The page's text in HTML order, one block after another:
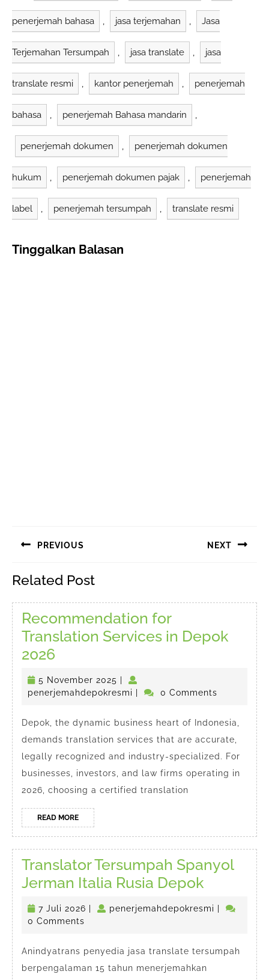
Depok untuk bahasa
Inggris, Arab,
Mandarin, Korea,
Jepang, Thailand,
Vietnam, Spanyol,
Belanda, Rusia, dan
Portugis. Anindyatrans
menawarkan harga…
penerjemah bahasa , jasa terjemahan , Jasa
Terjemahan Tersumpah , jasa translate , jasa
translate resmi , kantor penerjemah , penerjemah
bahasa , penerjemah Bahasa mandarin ,
penerjemah dokumen , penerjemah dokumen
hukum , penerjemah dokumen pajak , penerjemah
label , penerjemah tersumpah , translate resmi
Tinggalkan Balasan
pos
PREVIOUS
post:
NEXT
Related Post
Recommendation for
Translation Services in Depok
2026
Translation
in
Depok
2026
5 November 2025 5
November
penerjemahdepokresmi penerjemahdepokresmi
0 Comments
Depok, the dynamic business heart of Indonesia,
demands translation services that are accurate,
legally recognized and industry-specialized. For
businesses, investors, and law firms operating in
2026, choosing a certified translation
READ MOREREAD
MORE
Translator Tersumpah Spanyol
Jerman Italia Rusia Depok
Spanyol
Italia
Rusia
7 Juli 2026 7
penerjemahdepokresmi
0 Comments
Anindyatrans penyedia jasa translate tersumpah
berpengalaman 15 tahun menerjemahkan